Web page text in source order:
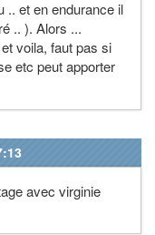
.. et en endurance il
.. ). Alors ...
voila, faut pas si
etc peut apporter
avec virginie